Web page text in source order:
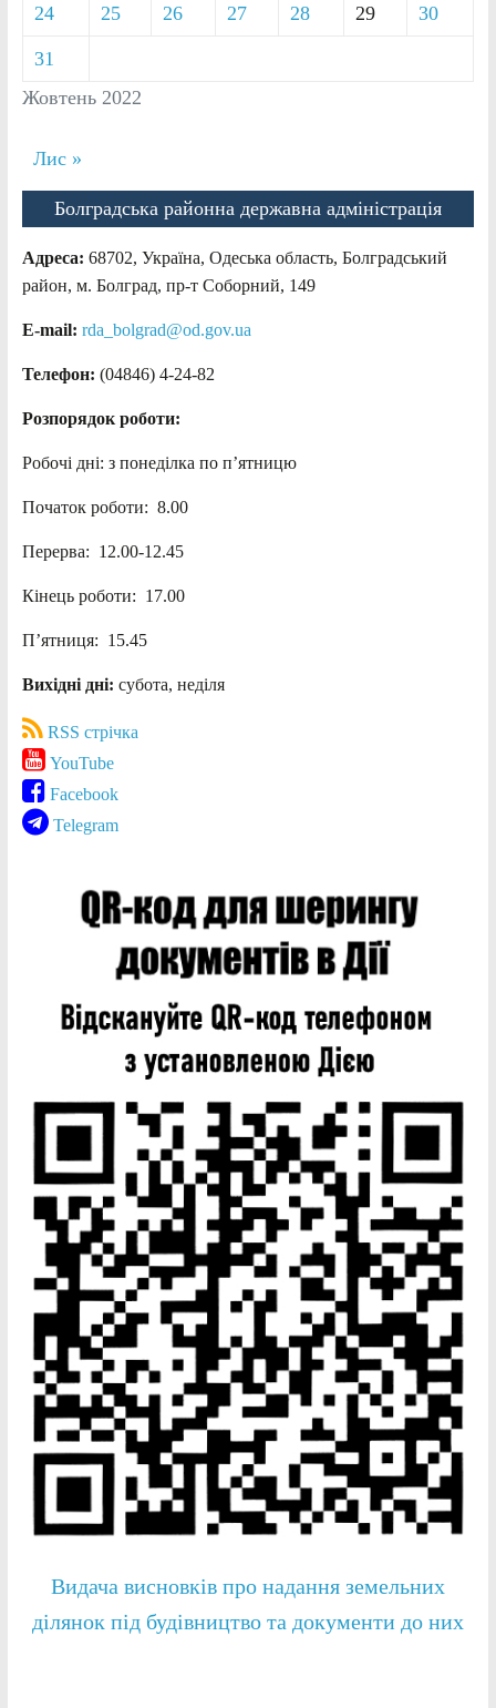
Жовтень 2022
24 25 26 27 28 29 30
31
Лис »
Болградська районна державна адміністрація
Адреса: 68702, Україна, Одеська область, Болградський
район, м. Болград, пр-т Соборний, 149
E-mail: rda_bolgrad@od.gov.ua
Телефон: (04846) 4-24-82
Розпорядок роботи:
Робочі дні: з понеділка по п’ятницю
Початок роботи: 8.00
Перерва: 12.00-12.45
Кінець роботи: 17.00
П’ятниця: 15.45
Вихідні дні: субота, неділя
RSS стрічка
YouTube
Facebook
Telegram
Видача висновків про надання земельних
ділянок під будівництво та документи до них